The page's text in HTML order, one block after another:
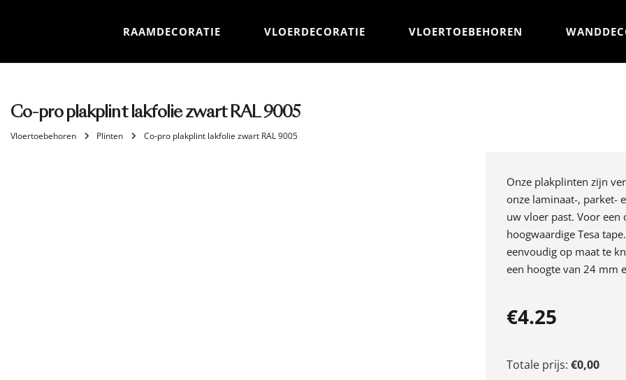
RAAMDECORATIE VLOERDECORATIE VLOERTOEBEHOREN
Co-pro plakplint lakfolie zwart RAL 9005
Vloertoebehoren Plinten Co-pro plakplint lakfolie zwart RAL 9005
Onze plakplinten zijn
onze laminaat-, parket-
uw vloer past. Voor
hoogwaardige Tesa
eenvoudig op maat te
een hoogte van 24 mm
€4.25
Totale prijs: €0,00